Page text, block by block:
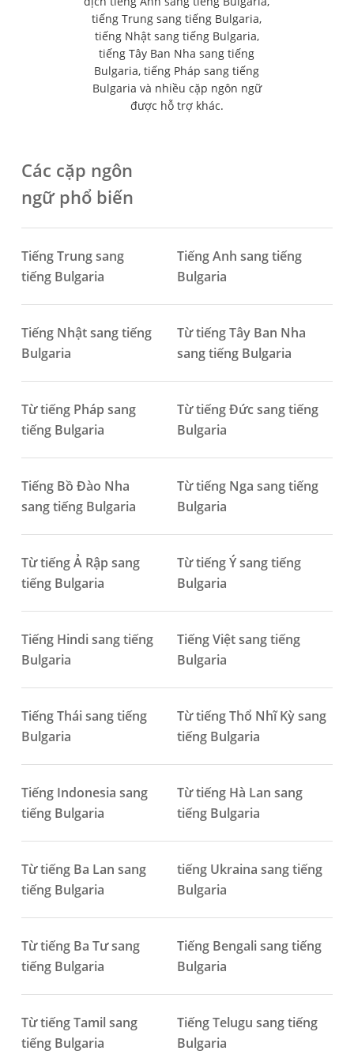
tiếng Trung sang tiếng Bulgaria,
tiếng Nhật sang tiếng Bulgaria,
tiếng Tây Ban Nha sang tiếng
Bulgaria, tiếng Pháp sang tiếng
Bulgaria và nhiều cặp ngôn ngữ
được hỗ trợ khác.
Các cặp ngôn
ngữ phổ biến
Tiếng Trung sang
tiếng Bulgaria
Tiếng Anh sang tiếng
Bulgaria
Tiếng Nhật sang tiếng
Bulgaria
Từ tiếng Tây Ban Nha
sang tiếng Bulgaria
Từ tiếng Pháp sang
tiếng Bulgaria
Từ tiếng Đức sang tiếng
Bulgaria
Tiếng Bồ Đào Nha
sang tiếng Bulgaria
Từ tiếng Nga sang tiếng
Bulgaria
Từ tiếng Ả Rập sang
tiếng Bulgaria
Từ tiếng Ý sang tiếng
Bulgaria
Tiếng Hindi sang tiếng
Bulgaria
Tiếng Việt sang tiếng
Bulgaria
Tiếng Thái sang tiếng
Bulgaria
Từ tiếng Thổ Nhĩ Kỳ sang
tiếng Bulgaria
Tiếng Indonesia sang
tiếng Bulgaria
Từ tiếng Hà Lan sang
tiếng Bulgaria
Từ tiếng Ba Lan sang
tiếng Bulgaria
tiếng Ukraina sang tiếng
Bulgaria
Từ tiếng Ba Tư sang
tiếng Bulgaria
Tiếng Bengali sang tiếng
Bulgaria
Từ tiếng Tamil sang
tiếng Bulgaria
Tiếng Telugu sang tiếng
Bulgaria